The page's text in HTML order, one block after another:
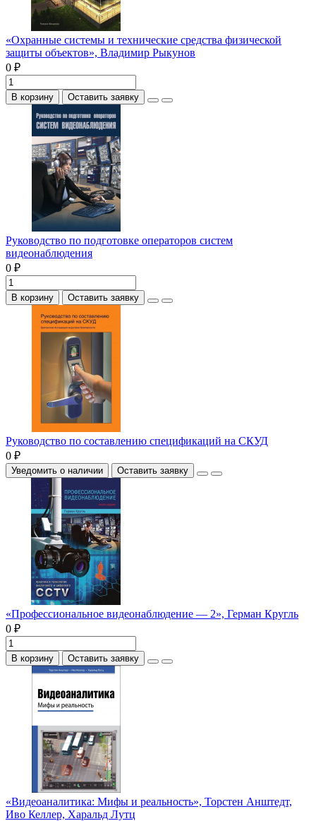
«Охранные системы и технические средства физической
защиты объектов», Владимир Рыкунов
0 ₽
В корзину Оставить заявку
Руководство по подготовке операторов систем
видеонаблюдения
0 ₽
В корзину Оставить заявку
Руководство по составлению спецификаций на СКУД
0 ₽
Уведомить о наличии Оставить заявку
«Профессиональное видеонаблюдение — 2», Герман Кругль
0 ₽
В корзину Оставить заявку
«Видеоаналитика: Мифы и реальность», Торстен Анштедт,
Иво Келлер, Харальд Лутц